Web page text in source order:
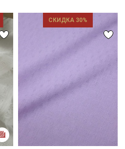
СКИДКА 30%